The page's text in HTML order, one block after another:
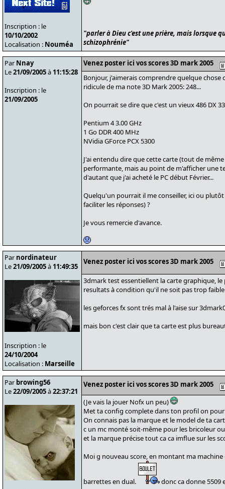
Inscription : le
10/10/2002
Localisation : Nouméa
"parler à Dieu c'est une prière, mais lorsque
schizophrénie"
Par Nnay
Le21/09/2005à 11:15:28
Inscription : le
21/09/2005
Venez poster ici vos scores 3D mark 2005
Bonjour, j'aimerais comprendre quelque chose
ridicule de ma note 3D Mark 2005: 248...
On pourrait se dire que c'est un vieux 486 DX
Pentium 4 3.00 GHz
1 Go DDR 400 MHz
NVidia GForce PCX 5300
J'ai entendu dire que cette carte (tout de
performante, mais au point de m'afficher une
d'autant que j'ai acheté le PC début Février...
Quelqu'un pourrait il me conseiller, ici ou
faciliter les réponses) ?
Je vous remercie d'avance.
Par nordinateur
Le21/09/2005à 11:49:35
Inscription : le
24/10/2004
Localisation : Marseille
Venez poster ici vos scores 3D mark 2005
3dmark test essentiellent la carte graphique,
resultats à condition qu'il ne soit pas trop
les geforces fx sont trés mal à l'aise sur
mais bon c'est clair que ta carte est plus
Par browing56
Le22/09/2005à22:37:21
Venez poster ici vos scores 3D mark 2005
(Je vais la jouer Nofx un peu)
Met ta config complete dans ton profil on
On connais pas la marque et le model de ta
c un mc monté soit-même pour les bricoleur
et la marque précise tout ca ca imflue sur les
Moi g nouveau score, en montant ma
barrettes en dual. donc ca donne 5509